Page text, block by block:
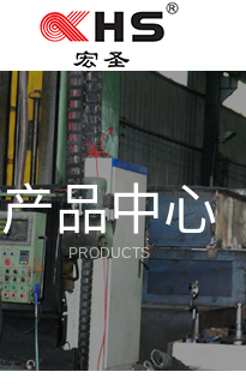
产品中心
PRODUCTS